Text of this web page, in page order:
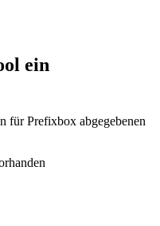
ein
für Prefixbox abgegebenen